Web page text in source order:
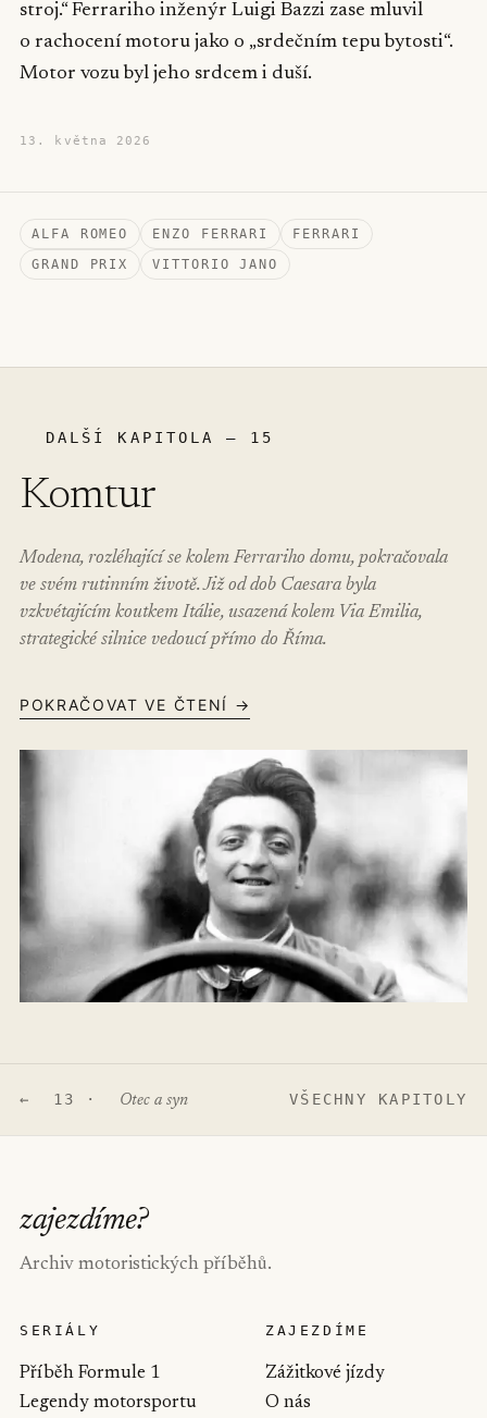
stroj.“ Ferrariho inženýr Luigi Bazzi zase mluvil
o rachocení motoru jako o „srdečním tepu bytosti“.
Motor vozu byl jeho srdcem i duší.
13. května 2026
ALFA ROMEO ENZO FERRARI
FERRARI
GRAND PRIX
VITTORIO JANO
DALŠÍ KAPITOLA – 15
Komtur
Modena, rozléhající se kolem Ferrariho domu, pokračovala
ve svém rutinním životě. Již od dob Caesara byla
vzkvétajícím koutkem Itálie, usazená kolem Via Emilia,
strategické silnice vedoucí přímo do Říma.
POKRAČOVAT VE ČTENÍ →
← 13 · Otec a syn VŠECHNY KAPITOLY
zajezdíme?
Archiv motoristických příběhů.
SERIÁLY
Příběh Formule 1
Legendy motorsportu
ZAJEZDÍME
Zážitkové jízdy
O nás